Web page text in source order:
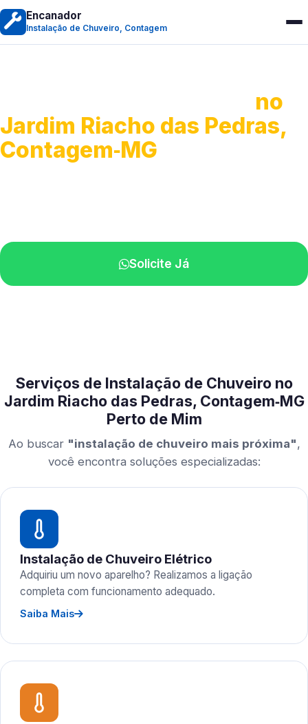
Encanador
Instalação de Chuveiro, Contagem
no
Jardim Riacho das Pedras,
Contagem‑MG
Solicite Já
Serviços de Instalação de Chuveiro no
Jardim Riacho das Pedras, Contagem‑MG
Perto de Mim
Ao buscar "instalação de chuveiro mais próxima",
você encontra soluções especializadas:
Instalação de Chuveiro Elétrico
Adquiriu um novo aparelho? Realizamos a ligação
completa com funcionamento adequado.
Saiba Mais